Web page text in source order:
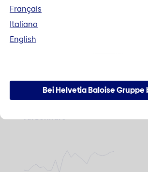
Zahlen und Fakten
Aktienkurs
Français
Italiano
English
Bei Helvetia Baloise Gruppe